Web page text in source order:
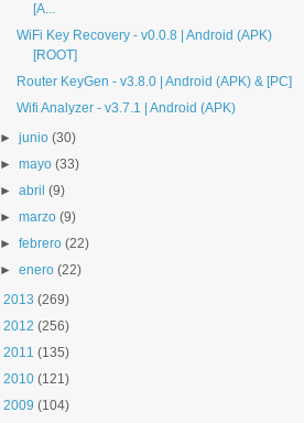
[A...
WiFi Key Recovery - v0.0.8 | Android (APK)
[ROOT]
Router KeyGen - v3.8.0 | Android (APK) & [PC]
Wifi Analyzer - v3.7.1 | Android (APK)
►junio (30)
►mayo (33)
►abril (9)
►marzo (9)
►febrero (22)
►enero (22)
2013 (269)
2012 (256)
2011 (135)
2010 (121)
2009 (104)